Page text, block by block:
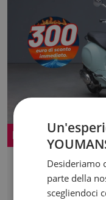
Promo
S Abs E5
0 km | 124 cc | 11 Hp |
Desideriamo
parte della
scegliendoci